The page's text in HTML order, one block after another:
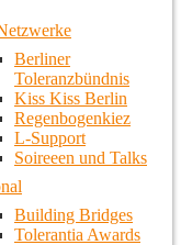
Berliner
Toleranzbündnis
Kiss Kiss Berlin
Regenbogenkiez
L-Support
Soireeen und Talks
Building Bridges
Tolerantia Awards